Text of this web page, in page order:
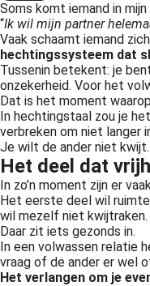
Soms komt iemand in
“Ik wil mijn partner
Vaak schaamt iemand
hechtingssysteem dat
Tussenin betekent: je
onzekerheid. Voor het
Dat is het moment
In hechtingstaal zou je
verbreken om niet langer
Je wilt de ander niet
Het deel dat
In zo’n moment zijn er
Het eerste deel wil
wil mezelf niet kwijtraken.
Daar zit iets gezonds in.
In een volwassen relatie
vraag of de ander er wel
Het verlangen om je